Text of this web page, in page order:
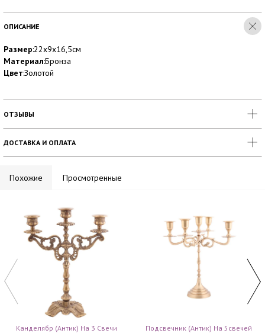
ОПИСАНИЕ
Размер:22х9х16,5см
Материал:Бронза
Цвет:Золотой
ОТЗЫВЫ
ДОСТАВКА И ОПЛАТА
Похожие Просмотренные
Канделябр (антик) На 3 Свечи
Подсвечник (антик) На 5свечей